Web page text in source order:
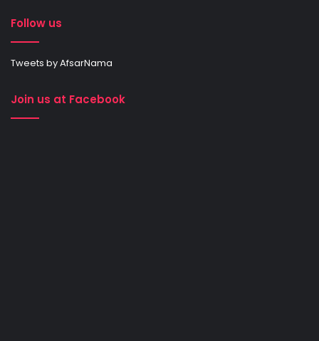
Follow us
Tweets by AfsarNama
Join us at Facebook